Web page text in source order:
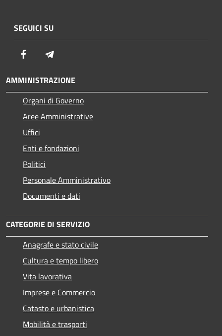
SEGUICI SU
Facebook
AMMINISTRAZIONE
Organi di Governo
Aree Amministrative
Uffici
Enti e fondazioni
Politici
Personale Amministrativo
Documenti e dati
CATEGORIE DI SERVIZIO
Anagrafe e stato civile
Cultura e tempo libero
Vita lavorativa
Imprese e Commercio
Catasto e urbanistica
Mobilità e trasporti